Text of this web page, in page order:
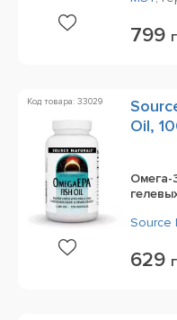
799
Код товара: 33029
Oil,
Омега-
Source
629